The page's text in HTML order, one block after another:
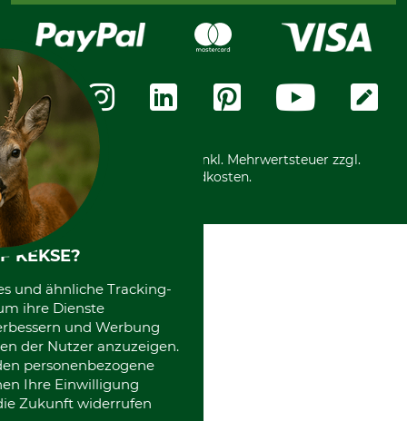
Widerrufsformular
Datenschutz
Zahlungsarten
Vorkasse
Karriere
Über uns
Messetermine
Community
International
*Alle Preise in Euro und inkl. Mehrwertsteuer zzgl.
Versandkosten.
KEKSE?
und ähnliche Tracking-
ihre Dienste
und Werbung
der Nutzer anzuzeigen.
personenbezogene
Ihre Einwilligung
Zukunft widerrufen